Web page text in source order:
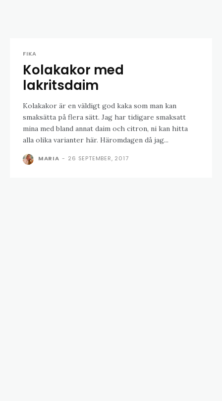
FIKA
Kolakakor med
lakritsdaim
Kolakakor är en väldigt god kaka som man kan
smaksätta på flera sätt. Jag har tidigare smaksatt
mina med bland annat daim och citron, ni kan hitta
alla olika varianter här. Häromdagen då jag...
MARIA - 26 SEPTEMBER, 2017